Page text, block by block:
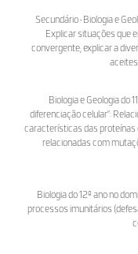
Secundário • Biologia e
Explicar situações que
convergente; explicar a
Biologia e Geologia do
diferenciação celular”:
características das proteínas
relacionadas com
Biologia do 12º ano no
processos imunitários